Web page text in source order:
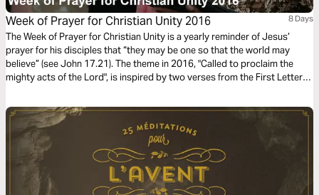
Week of Prayer for Christian Unity 2016 8 Days
The Week of Prayer for Christian Unity is a yearly reminder of Jesus’
prayer for his disciples that “they may be one so that the world may
believe” (see John 17.21). The theme in 2016, "Called to proclaim the
mighty acts of the Lord", is inspired by two verses from the First Letter
churches in Latvia.